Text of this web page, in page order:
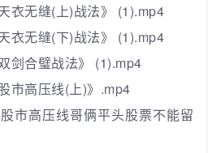
衣无缝(上)战法》 (1).mp4
衣无缝(下)战法》 (1).mp4
剑合璧战法》 (1).mp4
市高压线(上)》.mp4
市高压线哥俩平头股票不能留